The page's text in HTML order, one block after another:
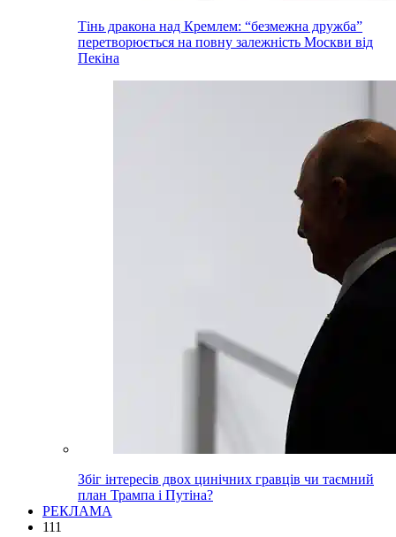
Тінь дракона над Кремлем: “безмежна дружба”
перетворюється на повну залежність Москви від
Пекіна
Збіг інтересів двох цинічних гравців чи таємний
план Трампа і Путіна?
РЕКЛАМА
111